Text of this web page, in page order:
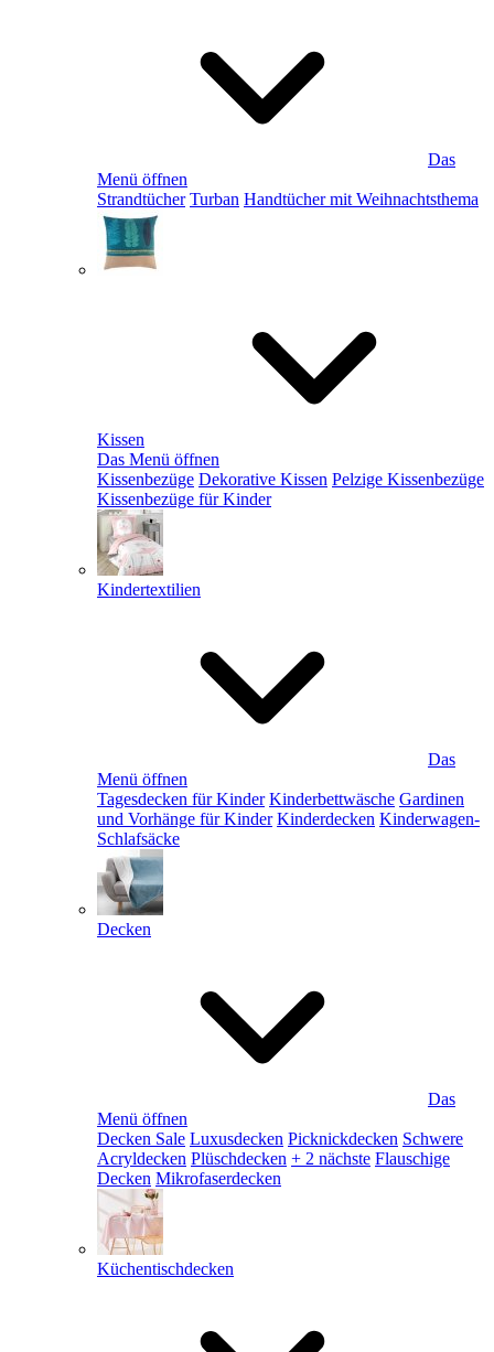
Das
Menü öffnen
Strandtücher Turban Handtücher mit Weihnachtsthema
Kissen
Das Menü öffnen
Kissenbezüge Dekorative Kissen Pelzige Kissenbezüge
Kissenbezüge für Kinder
Kindertextilien
Das
Menü öffnen
Tagesdecken für Kinder Kinderbettwäsche Gardinen
und Vorhänge für Kinder Kinderdecken Kinderwagen-
Schlafsäcke
Decken
Das
Menü öffnen
Decken Sale Luxusdecken Picknickdecken Schwere
Acryldecken Plüschdecken + 2 nächste Flauschige
Decken Mikrofaserdecken
Küchentischdecken